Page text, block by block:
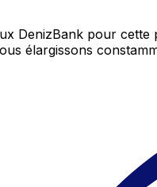
DenizBank pour
élargissons